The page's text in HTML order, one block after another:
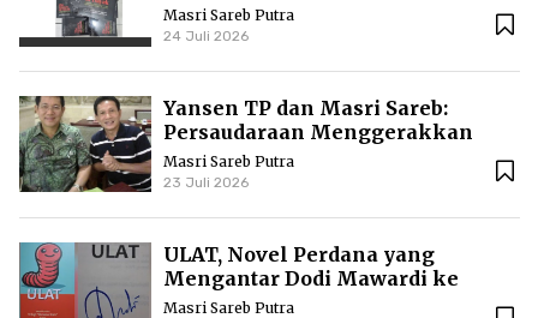
Masri Sareb Putra
24 Juli 2026
Yansen TP dan Masri Sareb:
Persaudaraan Menggerakkan
Literasi Borneo
Masri Sareb Putra
23 Juli 2026
ULAT, Novel Perdana yang
Mengantar Dodi Mawardi ke
Puncak Karier Kepenulisan
Masri Sareb Putra